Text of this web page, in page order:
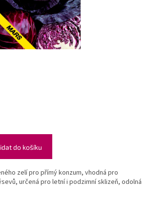
do košíku
zelí pro přímý konzum, vhodná pro
určená pro letní i podzimní sklizeň, odolná